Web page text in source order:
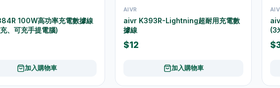
100W高功率充電數據線
、可充手提電腦)
加入購物車
AIVR
aivr K393R-Lightning超耐用充電數
據線
$12
加入購物車
(3